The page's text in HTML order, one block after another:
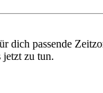
dich passende
jetzt zu tun.